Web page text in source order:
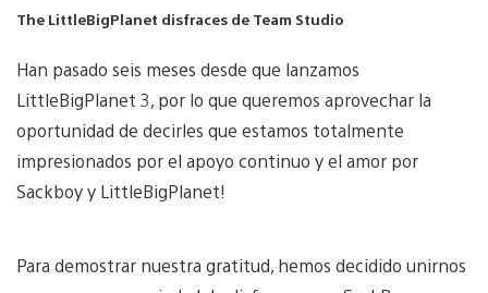
The LittleBigPlanet disfraces de Team Studio
Han pasado seis meses desde que lanzamos
LittleBigPlanet 3, por lo que queremos aprovechar la
oportunidad de decirles que estamos totalmente
impresionados por el apoyo continuo y el amor por
Sackboy y LittleBigPlanet!
Para demostrar nuestra gratitud, hemos decidido unirnos